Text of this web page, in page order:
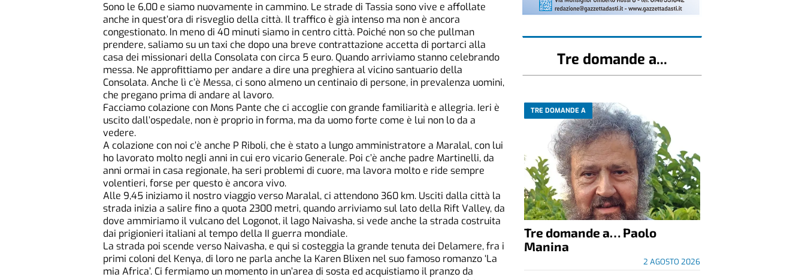
Sono le 6,00 e siamo nuovamente in cammino. Le strade di Tassia sono vive e affollate
anche in quest’ora di risveglio della città. Il traffico è già intenso ma non è ancora
congestionato. In meno di 40 minuti siamo in centro città. Poiché non so che pullman
prendere, saliamo su un taxi che dopo una breve contrattazione accetta di portarci alla
casa dei missionari della Consolata con circa 5 euro. Quando arriviamo stanno celebrando
messa. Ne approfittiamo per andare a dire una preghiera al vicino santuario della
Consolata. Anche lì c’è Messa, ci sono almeno un centinaio di persone, in prevalenza uomini,
che pregano prima di andare al lavoro.
Facciamo colazione con Mons Pante che ci accoglie con grande familiarità e allegria. Ieri è
uscito dall’ospedale, non è proprio in forma, ma da uomo forte come è lui non lo da a
vedere.
A colazione con noi c’è anche P Riboli, che è stato a lungo amministratore a Maralal, con lui
ho lavorato molto negli anni in cui ero vicario Generale. Poi c’è anche padre Martinelli, da
anni ormai in casa regionale, ha seri problemi di cuore, ma lavora molto e ride sempre
volentieri, forse per questo è ancora vivo.
Alle 9,45 iniziamo il nostro viaggio verso Maralal, ci attendono 360 km. Usciti dalla città la
strada inizia a salire fino a quota 2300 metri, quando arriviamo sul lato della Rift Valley, da
dove ammiriamo il vulcano del Logonot, il lago Naivasha, si vede anche la strada costruita
dai prigionieri italiani al tempo della II guerra mondiale.
La strada poi scende verso Naivasha, e qui si costeggia la grande tenuta dei Delamere, fra i
primi coloni del Kenya, di loro ne parla anche la Karen Blixen nel suo famoso romanzo ‘La
mia Africa’. Ci fermiamo un momento in un’area di sosta ed acquistiamo il pranzo da
Tre domande a...
TRE DOMANDE A
Tre domande a… Paolo
Manina
2 AGOSTO 2026